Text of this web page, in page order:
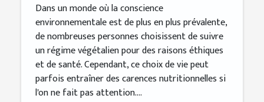
Dans un monde où la conscience
environnementale est de plus en plus prévalente,
de nombreuses personnes choisissent de suivre
un régime végétalien pour des raisons éthiques
et de santé. Cependant, ce choix de vie peut
parfois entraîner des carences nutritionnelles si
l'on ne fait pas attention....